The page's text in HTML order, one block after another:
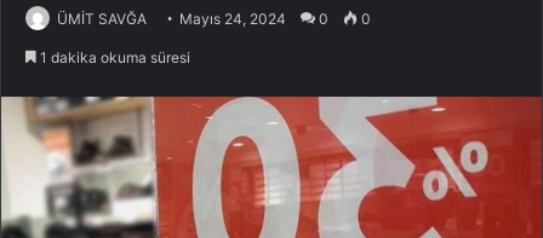
ÜMİT SAVĞA Mayıs 24, 2024 0 0
1 dakika okuma süresi